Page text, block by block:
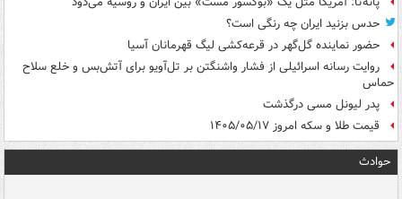
حدس بزنید ایران چه رنگی است؟
حضور نماینده گل‌گهر در قرعه‌کشی لیگ قهرمانان آسیا
روایت رسانه اسرائیلی از فشار واشنگتن بر تل‌آویو برای آتش‌بس و خلع سلاح
حماس
پدر لیونل مسی درگذشت
قیمت طلا و سکه امروز ۱۴۰۵/۰۵/۱۷
حوادث